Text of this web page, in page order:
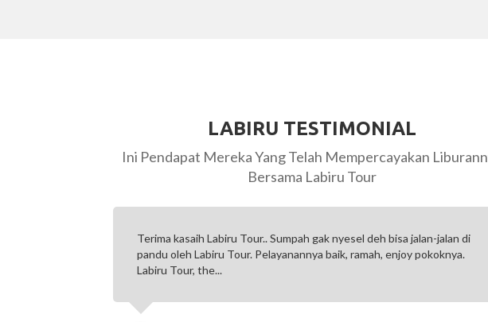
LABIRU TESTIMONIAL
Ini Pendapat Mereka Yang Telah Mempercayakan
Bersama Labiru Tour
Beberapa waktu lalu ambil paket tour Bali 4H3M di Labiru.
Pelayanannya mantap, betul-betul customer oriented dan disiapkan
matang segala sesuatunya. Thanks...